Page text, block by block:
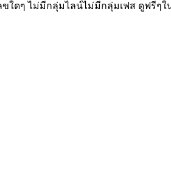
ขใดๆ ไม่มีกลุ่มไลน์ไม่มีกลุ่มเฟส ดูฟรีๆใ